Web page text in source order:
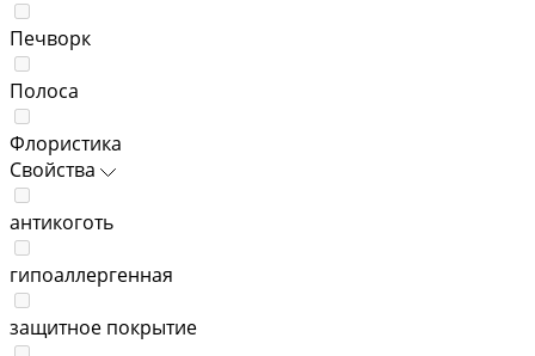
Печворк
Полоса
Флористика
Свойства
антикоготь
гипоаллергенная
защитное покрытие